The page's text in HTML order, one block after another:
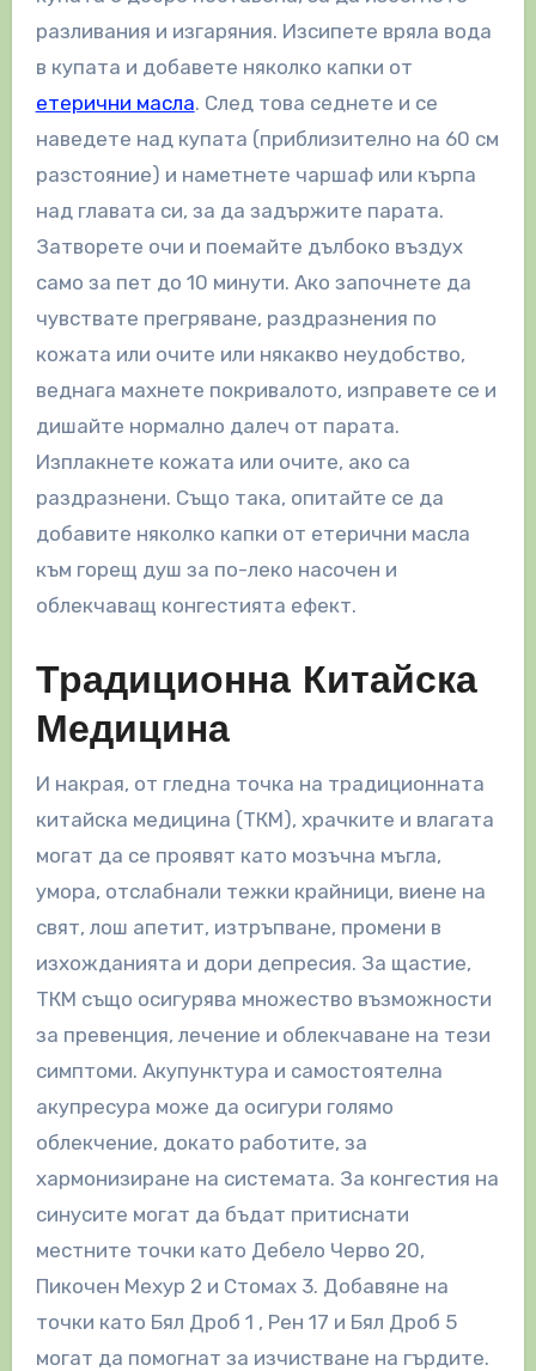
разливания и изгаряния. Изсипете вряла вода
в купата и добавете няколко капки от
етерични масла. След това седнете и се
наведете над купата (приблизително на 60 см
разстояние) и наметнете чаршаф или кърпа
над главата си, за да задържите парата.
Затворете очи и поемайте дълбоко въздух
само за пет до 10 минути. Ако започнете да
чувствате прегряване, раздразнения по
кожата или очите или някакво неудобство,
веднага махнете покривалото, изправете се и
дишайте нормално далеч от парата.
Изплакнете кожата или очите, ако са
раздразнени. Също така, опитайте се да
добавите няколко капки от етерични масла
към горещ душ за по-леко насочен и
облекчаващ конгестията ефект.
Традиционна Китайска
Медицина
И накрая, от гледна точка на традиционната
китайска медицина (ТКМ), храчките и влагата
могат да се проявят като мозъчна мъгла,
умора, отслабнали тежки крайници, виене на
свят, лош апетит, изтръпване, промени в
изхожданията и дори депресия. За щастие,
ТКМ също осигурява множество възможности
за превенция, лечение и облекчаване на тези
симптоми. Акупунктура и самостоятелна
акупресура може да осигури голямо
облекчение, докато работите, за
хармонизиране на системата. За конгестия на
синусите могат да бъдат притиснати
местните точки като Дебело Черво 20,
Пикочен Мехур 2 и Стомах 3. Добавяне на
точки като Бял Дроб 1 , Рен 17 и Бял Дроб 5
могат да помогнат за изчистване на гърдите.